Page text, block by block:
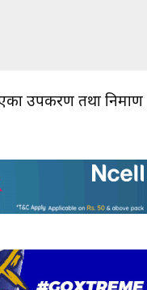
उपकरण तथा निर्माण